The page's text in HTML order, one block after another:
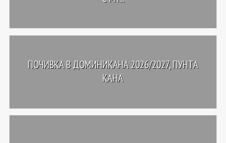
ПОЧИВКА В ДОМИНИКАНА 2026/2027, ПУНТА
КАНА